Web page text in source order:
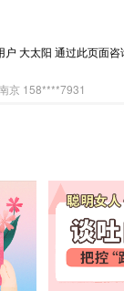
户 大太阳 通过此页面
京 158****7931
阳 151****3189
户 巧?媚儿 通过此页面
东 177****9074